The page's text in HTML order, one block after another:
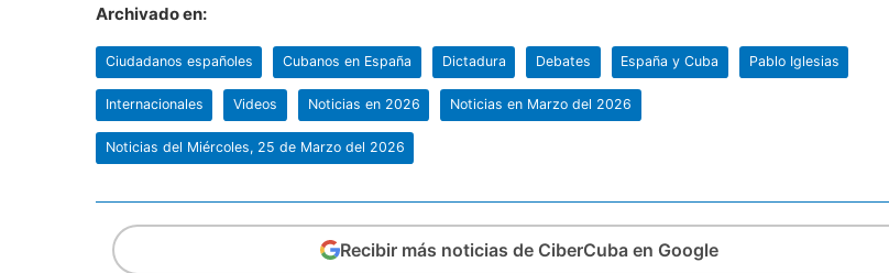
Archivado en:
Ciudadanos españoles Cubanos en España Dictadura Debates España y Cuba Pablo Iglesias
Internacionales Videos Noticias en 2026 Noticias en Marzo del 2026
Noticias del Miércoles, 25 de Marzo del 2026
Recibir más noticias de CiberCuba en Google